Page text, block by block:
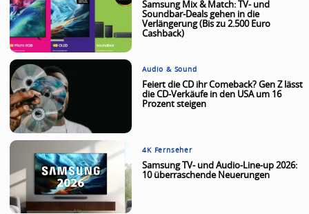
Samsung Mix & Match: TV- und
Soundbar-Deals gehen in die
Verlängerung (Bis zu 2.500 Euro
Cashback)
Audio & Sound
Feiert die CD ihr Comeback? Gen Z lässt
die CD-Verkäufe in den USA um 16
Prozent steigen
4K Fernseher
Samsung TV- und Audio-Line-up 2026:
10 überraschende Neuerungen